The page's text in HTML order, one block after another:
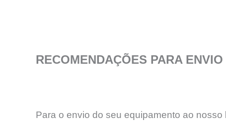
RECOMENDAÇÕES PARA
Para o envio do seu equipamento ao